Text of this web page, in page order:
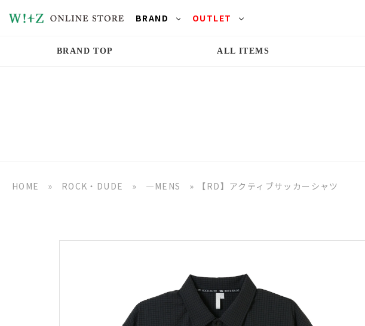
BRAND OUTLET
BRAND TOP ALL ITEMS
HOME » ROCK・DUDE » ―MENS » 【RD】アクティブサッカーシャツ